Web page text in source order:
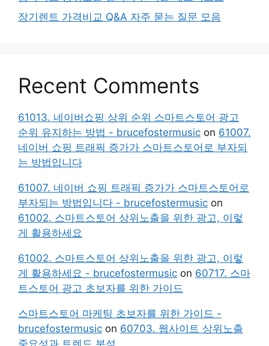
장기렌트 가격비교 Q&A 자주 묻는 질문 모음
Recent Comments
61013. 네이버쇼핑 상위 순위 스마트스토어 광고
순위 유지하는 방법 - brucefostermusic on 61007.
네이버 쇼핑 트래픽 증가가 스마트스토어로 부자되
는 방법입니다
61007. 네이버 쇼핑 트래픽 증가가 스마트스토어로
부자되는 방법입니다 - brucefostermusic on
61002. 스마트스토어 상위노출을 위한 광고, 이렇
게 활용하세요
61002. 스마트스토어 상위노출을 위한 광고, 이렇
게 활용하세요 - brucefostermusic on 60717. 스마
트스토어 광고 초보자를 위한 가이드
스마트스토어 마케팅 초보자를 위한 가이드 -
brucefostermusic on 60703. 웹사이트 상위노출